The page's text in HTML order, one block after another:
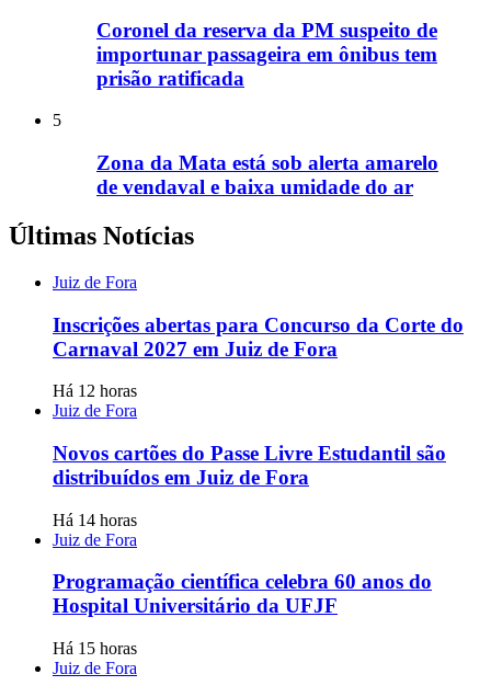
Coronel da reserva da PM suspeito de
importunar passageira em ônibus tem
prisão ratificada
5
Zona da Mata está sob alerta amarelo
de vendaval e baixa umidade do ar
Últimas Notícias
Juiz de Fora
Inscrições abertas para Concurso da Corte do
Carnaval 2027 em Juiz de Fora
Há 12 horas
Juiz de Fora
Novos cartões do Passe Livre Estudantil são
distribuídos em Juiz de Fora
Há 14 horas
Juiz de Fora
Programação científica celebra 60 anos do
Hospital Universitário da UFJF
Há 15 horas
Juiz de Fora